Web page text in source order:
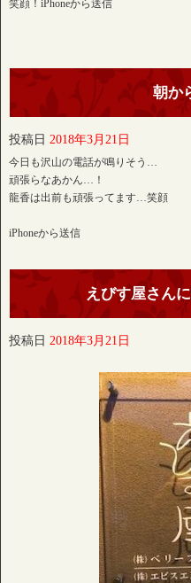
笑顔！iPhoneから送信
朝か
投稿日 2018年3月21日
今日も沢山の電話が鳴りそう…
頑張らなあかん…！
龍香は出前も頑張ってます…笑顔
iPhoneから送信
えびす屋さん
投稿日 2018年3月21日